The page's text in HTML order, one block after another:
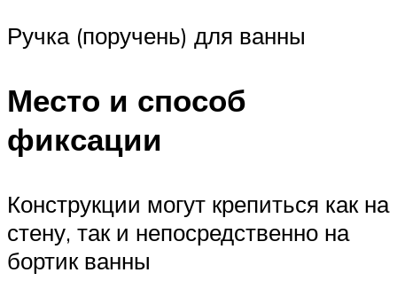
Ручка (поручень) для ванны
Место и способ
фиксации
Конструкции могут крепиться как на
стену, так и непосредственно на
бортик ванны